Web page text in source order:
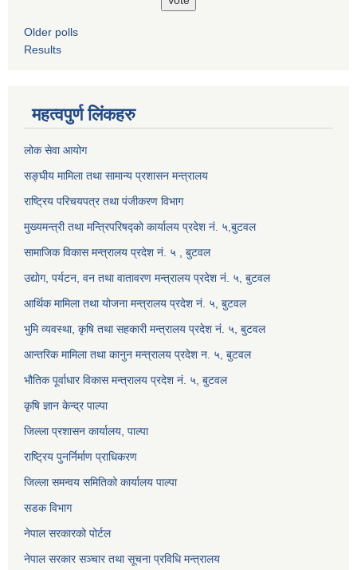
Older polls
Results
महत्वपुर्ण लिंकहरु
लोक सेवा आयोग
सङ्घीय मामिला तथा सामान्य प्रशासन मन्त्रालय
राष्ट्रिय परिचयपत्र तथा पंजीकरण विभाग
मुख्यमन्त्री तथा मन्त्रिपरिषद्को कार्यालय प्रदेश नं. ५,बुटवल
सामाजिक विकास मन्त्रालय प्रदेश नं. ५ , बुटवल
उद्याेग, पर्यटन, वन तथा वातावरण मन्त्रालय प्रदेश नं. ५, बुटवल
आर्थिक मामिला तथा योजना मन्त्रालय प्रदेश नं. ५, बुटवल
भुमि व्यवस्था, कृषि तथा सहकारी मन्त्रालय प्रदेश नं. ५, बुटवल
आन्तरिक मामिला तथा कानुन मन्त्रालय प्रदेश न. ५, बुटवल
भौतिक पूर्वाधार विकास मन्त्रालय प्रदेश नं. ५, बुटवल
कृषि ज्ञान केन्द्र पाल्पा
जिल्ला प्रशासन कार्यालय, पाल्पा
राष्ट्रिय पुनर्निर्माण प्राधिकरण
जिल्ला समन्वय समितिको कार्यालय पाल्पा
सडक विभाग
नेपाल सरकारको पोर्टल
नेपाल सरकार सञ्‍चार तथा सूचना प्रविधि मन्त्रालय